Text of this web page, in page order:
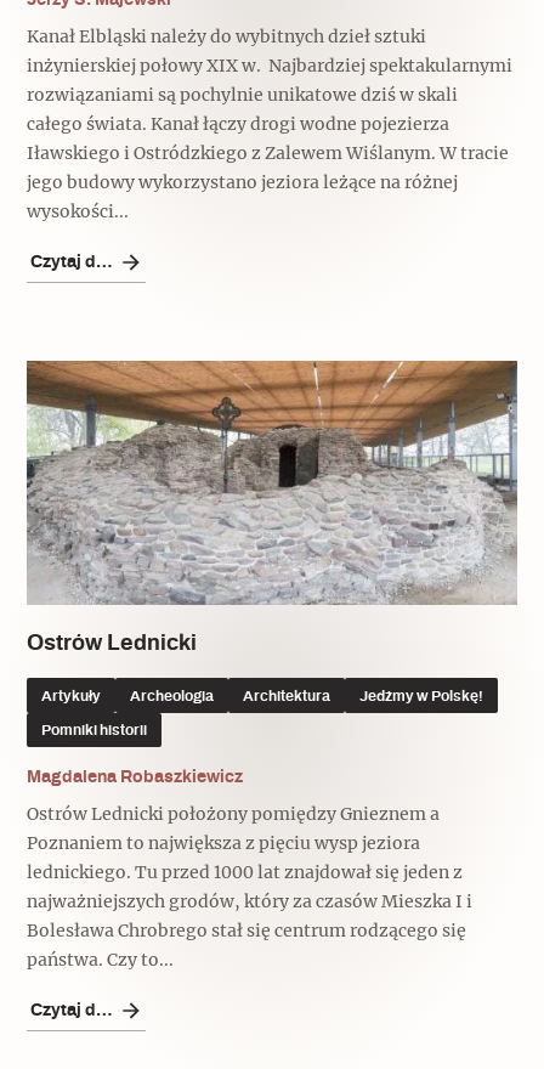
Kanał Elbląski należy do wybitnych dzieł sztuki
inżynierskiej połowy XIX w. Najbardziej spektakularnymi
rozwiązaniami są pochylnie unikatowe dziś w skali
całego świata. Kanał łączy drogi wodne pojezierza
Iławskiego i Ostródzkiego z Zalewem Wiślanym. W tracie
jego budowy wykorzystano jeziora leżące na różnej
wysokości...
Czytaj dalej
Ostrów Lednicki
Artykuły Archeologia Architektura Jedźmy w Polskę!
Pomniki historii
Magdalena Robaszkiewicz
Ostrów Lednicki położony pomiędzy Gnieznem a
Poznaniem to największa z pięciu wysp jeziora
lednickiego. Tu przed 1000 lat znajdował się jeden z
najważniejszych grodów, który za czasów Mieszka I i
Bolesława Chrobrego stał się centrum rodzącego się
państwa. Czy to...
Czytaj dalej